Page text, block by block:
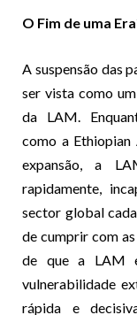
O Fim de uma
A suspensão das
ser vista como
da LAM.
como a
expansão, a
rapidamente,
sector global
de cumprir com
de que a LAM
vulnerabilidade
rápida e